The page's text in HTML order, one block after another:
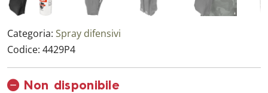
Categoria: Spray difensivi
Codice: 4429P4
Non disponibile